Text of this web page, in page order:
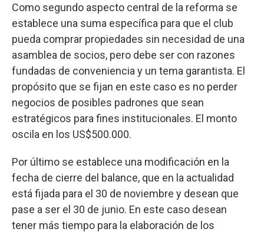
Como segundo aspecto central de la reforma se
establece una suma específica para que el club
pueda comprar propiedades sin necesidad de una
asamblea de socios, pero debe ser con razones
fundadas de conveniencia y un tema garantista. El
propósito que se fijan en este caso es no perder
negocios de posibles padrones que sean
estratégicos para fines institucionales. El monto
oscila en los US$500.000.
Por último se establece una modificación en la
fecha de cierre del balance, que en la actualidad
está fijada para el 30 de noviembre y desean que
pase a ser el 30 de junio. En este caso desean
tener más tiempo para la elaboración de los